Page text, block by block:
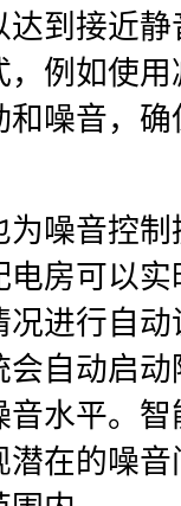
到接近
例如使
噪音，
噪音控
房可以
进行自
自动启
水平。
在的噪